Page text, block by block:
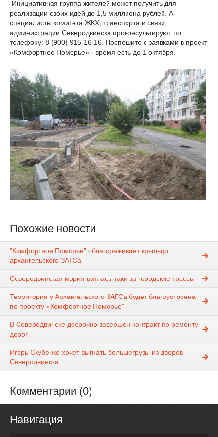
Инициативная группа жителей может получить для
реализации своих идей до 1,5 миллиона рублей. А
специалисты комитета ЖКХ, транспорта и связи
администрации Северодвинска проконсультируют по
телефону: 8 (900) 915-16-16. Поспешите с заявками в проект
«Комфортное Поморье» - время есть до 1 октября.
Похожие новости
"Комфортное Поморье" облагораживает крыльцо
архангельского ЗАГСа
Северодвинская мэрия взялась-таки за городские трассы
Территория у Архангельского ЗАГСа будет благоустроена
по проекту «Комфортное Поморье"
В Северодвинске досрочно завершен контракт по ремонту
дорог
Игорь Скубенко хочет выгнать большегрузы из дворов
Северодвинска
Комментарии (0)
Навигация